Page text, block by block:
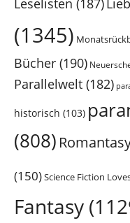
Leselisten (187)
(1345)
Bücher (190)
Parallelwelt (182)
historisch (103)
(808)
(150)Science Fiction
Fantasy